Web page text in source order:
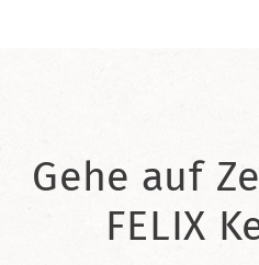
Gehe auf
FELIX